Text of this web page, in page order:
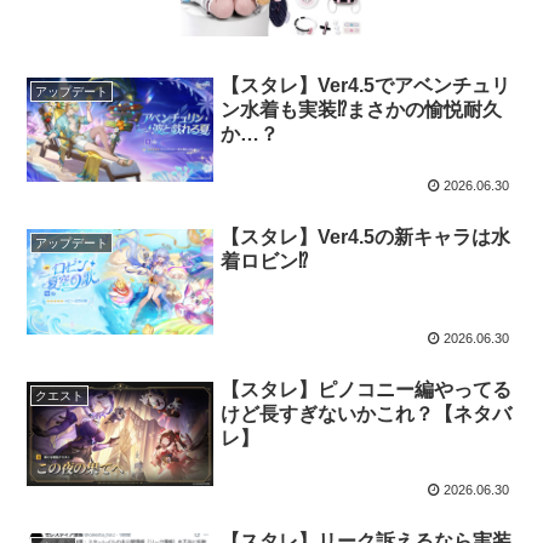
アップデート
【スタレ】Ver4.5でアベンチュリ
ン水着も実装⁉まさかの愉悦耐久
か…？
2026.06.30
アップデート
【スタレ】Ver4.5の新キャラは水
着ロビン⁉
2026.06.30
クエスト
【スタレ】ピノコニー編やってる
けど長すぎないかこれ？【ネタバ
レ】
2026.06.30